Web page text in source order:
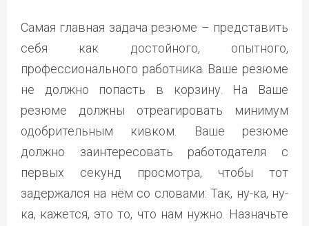
Самая главная задача резюме – представить
себя как достойного, опытного,
профессионального работника. Ваше резюме
не должно попасть в корзину. На Ваше
резюме должны отреагировать минимум
одобрительным кивком. Ваше резюме
должно заинтересовать работодателя с
первых секунд просмотра, чтобы тот
задержался на нём со словами: Так, ну-ка, ну-
ка, кажется, это то, что нам нужно. Назначьте